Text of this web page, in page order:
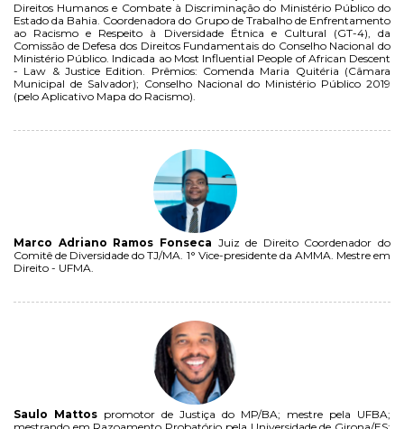
Direitos Humanos e Combate à Discriminação do Ministério Público do
Estado da Bahia. Coordenadora do Grupo de Trabalho de Enfrentamento
ao Racismo e Respeito à Diversidade Étnica e Cultural (GT-4), da
Comissão de Defesa dos Direitos Fundamentais do Conselho Nacional do
Ministério Público. Indicada ao Most Influential People of African Descent
- Law & Justice Edition. Prêmios: Comenda Maria Quitéria (Câmara
Municipal de Salvador); Conselho Nacional do Ministério Público 2019
(pelo Aplicativo Mapa do Racismo).
Marco Adriano Ramos Fonseca Juiz de Direito Coordenador do
Comitê de Diversidade do TJ/MA. 1° Vice-presidente da AMMA. Mestre em
Direito - UFMA.
Saulo Mattos promotor de Justiça do MP/BA; mestre pela UFBA;